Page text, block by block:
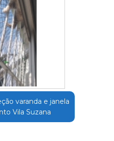
varanda e janela
Vila Suzana